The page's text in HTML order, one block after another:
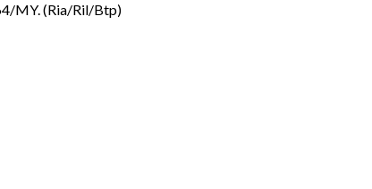
MY. (Ria/Ril/Btp)